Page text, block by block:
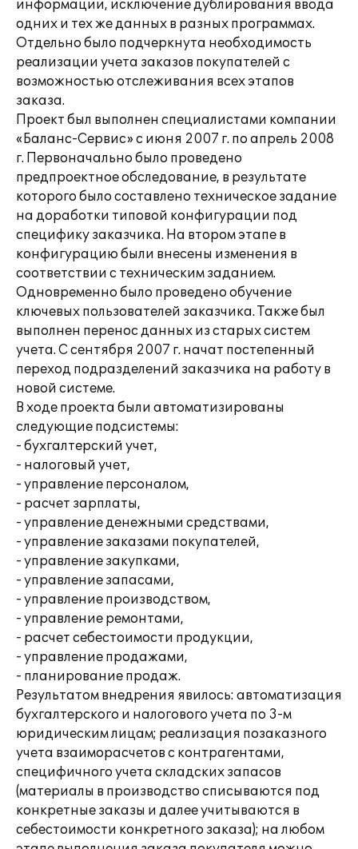
информации, исключение дублирования ввода
одних и тех же данных в разных программах.
Отдельно было подчеркнута необходимость
реализации учета заказов покупателей с
возможностью отслеживания всех этапов
заказа.
Проект был выполнен специалистами компании
«Баланс-Сервис» с июня 2007 г. по апрель 2008
г. Первоначально было проведено
предпроектное обследование, в результате
которого было составлено техническое задание
на доработки типовой конфигурации под
специфику заказчика. На втором этапе в
конфигурацию были внесены изменения в
соответствии с техническим заданием.
Одновременно было проведено обучение
ключевых пользователей заказчика. Также был
выполнен перенос данных из старых систем
учета. С сентября 2007 г. начат постепенный
переход подразделений заказчика на работу в
новой системе.
В ходе проекта были автоматизированы
следующие подсистемы:
- бухгалтерский учет,
- налоговый учет,
- управление персоналом,
- расчет зарплаты,
- управление денежными средствами,
- управление заказами покупателей,
- управление закупками,
- управление запасами,
- управление производством,
- управление ремонтами,
- расчет себестоимости продукции,
- управление продажами,
- планирование продаж.
Результатом внедрения явилось: автоматизация
бухгалтерского и налогового учета по 3-м
юридическим лицам; реализация позаказного
учета взаиморасчетов с контрагентами,
специфичного учета складских запасов
(материалы в производство списываются под
конкретные заказы и далее учитываются в
себестоимости конкретного заказа); на любом